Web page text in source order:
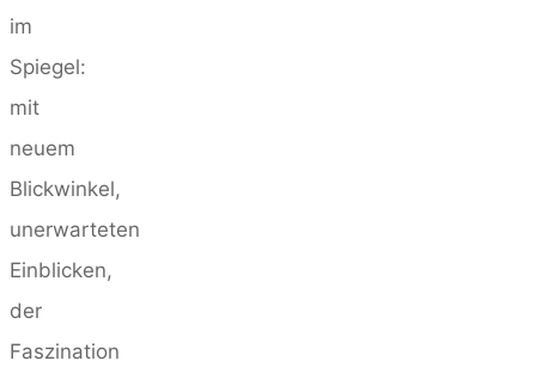
im
Spiegel:
mit
neuem
Blickwinkel,
unerwarteten
Einblicken,
der
Faszination